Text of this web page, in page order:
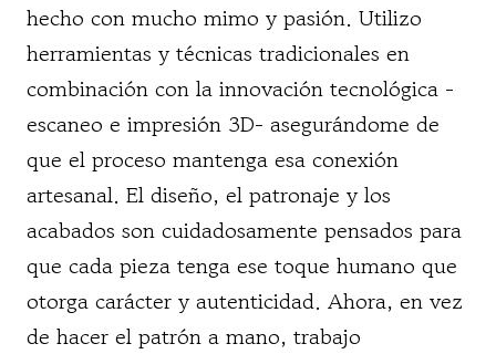
hecho con mucho mimo y pasión. Utilizo
herramientas y técnicas tradicionales en
combinación con la innovación tecnológica -
escaneo e impresión 3D- asegurándome de
que el proceso mantenga esa conexión
artesanal. El diseño, el patronaje y los
acabados son cuidadosamente pensados para
que cada pieza tenga ese toque humano que
otorga carácter y autenticidad. Ahora, en vez
de hacer el patrón a mano, trabajo